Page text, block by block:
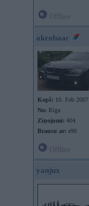
akrobaac
Kopš: 10. Feb 2007
No: Rīga
Ziņojumi: 404
Braucu ar: e90
yanjux